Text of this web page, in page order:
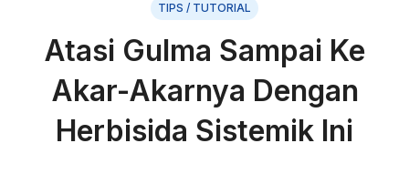
TIPS / TUTORIAL
Atasi Gulma Sampai Ke
Akar-Akarnya Dengan
Herbisida Sistemik Ini